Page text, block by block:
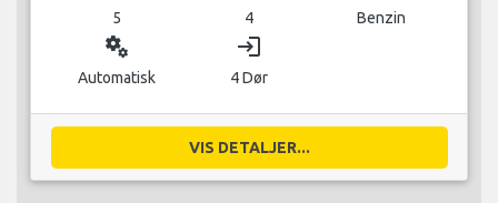
5 4 Benzin
miscellaneous_services
Automatisk
login
4 Dør
VIS DETALJER...